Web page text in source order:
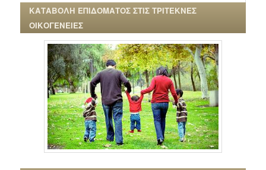
ΚΑΤΑΒΟΛΗ ΕΠΙΔΟΜΑΤΟΣ ΣΤΙΣ ΤΡΙΤΕΚΝΕΣ
ΟΙΚΟΓΕΝΕΙΕΣ